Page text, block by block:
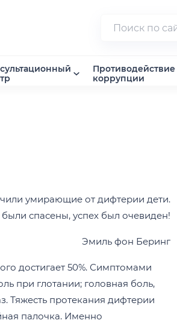
Противодействие
коррупции
умирающие от дифтерии дети.
спасены, успех был очевиден!
Беринг
достигает 50%. Симптомами
при глотании; головная боль,
Тяжесть протекания дифтерии
палочка. Именно